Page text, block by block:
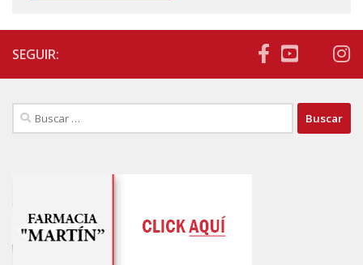
SEGUIR:
Buscar: